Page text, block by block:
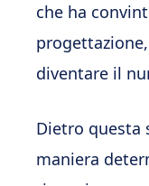
che ha
diventare il
Dietro questa
maniera